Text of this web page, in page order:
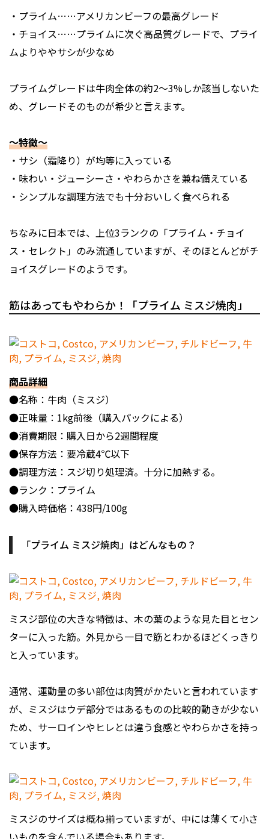
・プライム……アメリカンビーフの最高グレード
・チョイス……プライムに次ぐ高品質グレードで、プライ
ムよりややサシが少なめ
プライムグレードは牛肉全体の約2～3%しか該当しないた
め、グレードそのものが希少と言えます。
〜特徴〜
・サシ（霜降り）が均等に入っている
・味わい・ジューシーさ・やわらかさを兼ね備えている
・シンプルな調理方法でも十分おいしく食べられる
ちなみに日本では、上位3ランクの「プライム・チョイ
ス・セレクト」のみ流通していますが、そのほとんどがチ
ョイスグレードのようです。
筋はあってもやわらか！「プライム ミスジ焼肉」
商品詳細
●名称：牛肉（ミスジ）
●正味量：1kg前後（購入パックによる）
●消費期限：購入日から2週間程度
●保存方法：要冷蔵4℃以下
●調理方法：スジ切り処理済。十分に加熱する。
●ランク：プライム
●購入時価格：438円/100g
「プライム ミスジ焼肉」はどんなもの？
ミスジ部位の大きな特徴は、木の葉のような見た目とセン
ターに入った筋。外見から一目で筋とわかるほどくっきり
と入っています。
通常、運動量の多い部位は肉質がかたいと言われています
が、ミスジはウデ部分ではあるものの比較的動きが少ない
ため、サーロインやヒレとは違う食感とやわらかさを持っ
ています。
ミスジのサイズは概ね揃っていますが、中には薄くて小さ